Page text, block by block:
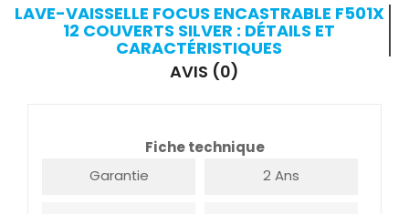
LAVE-VAISSELLE FOCUS ENCASTRABLE F501X
12 COUVERTS SILVER : DÉTAILS ET
CARACTÉRISTIQUES
AVIS (0)
Fiche technique
Garantie
2 Ans